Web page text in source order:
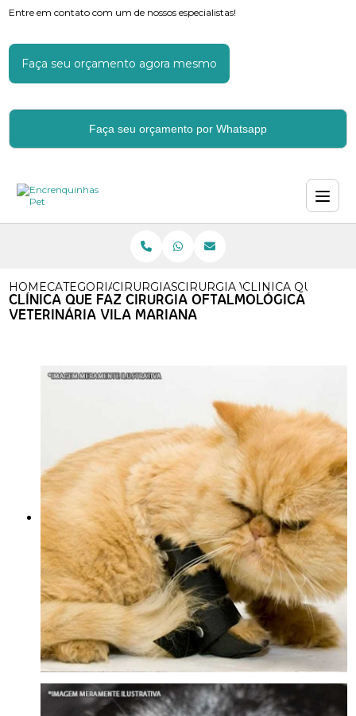
Entre em contato com um de nossos especialistas!
Faça seu orçamento agora mesmo
Faça seu orçamento por Whatsapp
HOMECATEGORIASCIRURGIAS VETERINARIAS
CIRURGIA VETERINARIA
CLINICA QUE FAZ
CLÍNICA QUE FAZ CIRURGIA OFTALMOLÓGICA
VETERINÁRIA VILA MARIANA